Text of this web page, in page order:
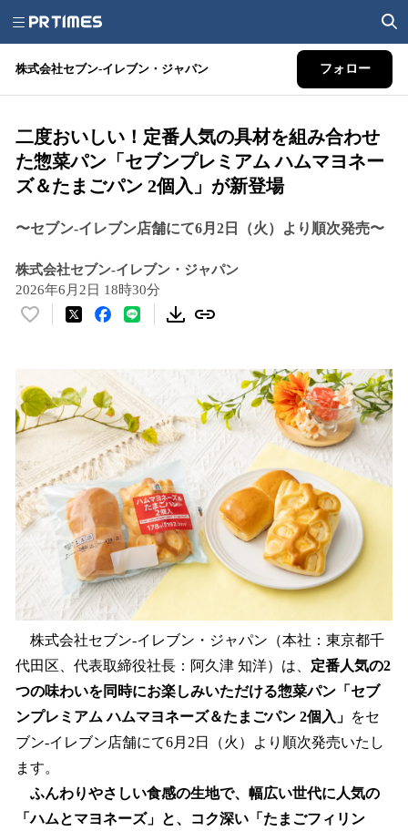
株式会社セブン‐イレブン・ジャパン フォロー
二度おいしい！定番人気の具材を組み合わせ
た惣菜パン「セブンプレミアム ハムマヨネー
ズ＆たまごパン 2個入」が新登場
〜セブン‐イレブン店舗にて6月2日（火）より順次発売〜
株式会社セブン‐イレブン・ジャパン
2026年6月2日 18時30分
い
数
を
込
み
中
で
株式会社セブン‐イレブン・ジャパン（本社：東京都千
代田区、代表取締役社長：阿久津 知洋）は、 定番人気の2
つの味わいを同時にお楽しみいただける惣菜パン「セブ
ンプレミアム ハムマヨネーズ＆たまごパン 2個入」 をセ
ブン‐イレブン店舗にて6月2日（火）より順次発売いたし
ます。
ふんわりやさしい食感の生地で、幅広い世代に人気の
「ハムとマヨネーズ」と、コク深い「たまごフィリン